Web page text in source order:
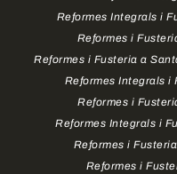
Reformes Integrals i
Reformes i
Reformes i Fusteria a
Reformes Integrals i
Reformes i
Reformes Integrals i
Reformes i
Reformes i